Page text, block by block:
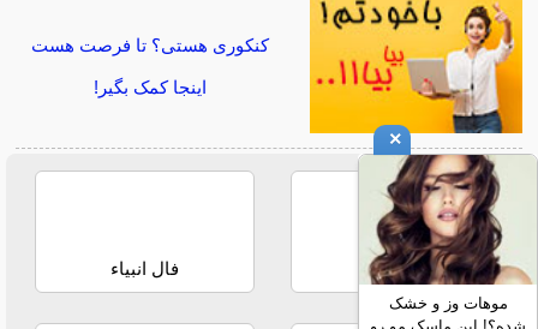
کنکوری هستی؟ تا فرصت هست
اینجا کمک بگیر!
فال حافظ فال انبیاء
×
موهات وز و خشک